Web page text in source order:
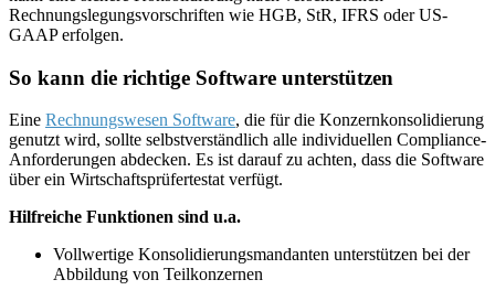
Rechnungslegungsvorschriften wie HGB, StR, IFRS oder US-
GAAP erfolgen.
So kann die richtige Software unterstützen
Eine Rechnungswesen Software, die für die Konzernkonsolidierung
genutzt wird, sollte selbstverständlich alle individuellen Compliance-
Anforderungen abdecken. Es ist darauf zu achten, dass die Software
über ein Wirtschaftsprüfertestat verfügt.
Hilfreiche Funktionen sind u.a.
Vollwertige Konsolidierungsmandanten unterstützen bei der
Abbildung von Teilkonzernen